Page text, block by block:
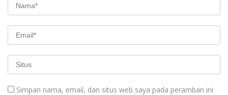
Simpan nama, email, dan situs web saya pada peramban ini